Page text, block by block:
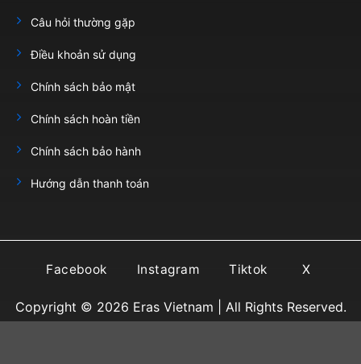
Câu hỏi thường gặp
Điều khoản sử dụng
Chính sách bảo mật
Chính sách hoàn tiền
Chính sách bảo hành
Hướng dẫn thanh toán
Copyright © 2026 Eras Vietnam | All Rights Reserved.
Facebook Instagram Tiktok X